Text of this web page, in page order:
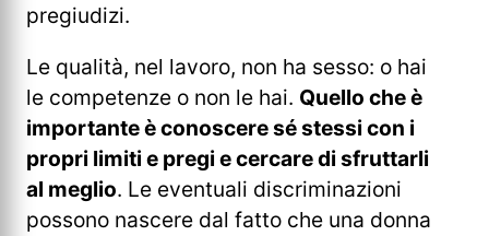
pregiudizi.
Le qualità, nel lavoro, non ha sesso: o hai
le competenze o non le hai. Quello che è
importante è conoscere sé stessi con i
propri limiti e pregi e cercare di sfruttarli
al meglio. Le eventuali discriminazioni
possono nascere dal fatto che una donna